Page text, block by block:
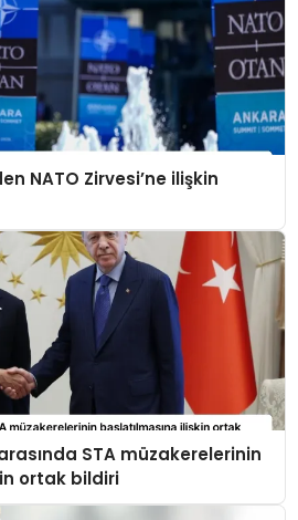
NATO Zirvesi’ne ilişkin
STA müzakerelerinin
ortak bildiri